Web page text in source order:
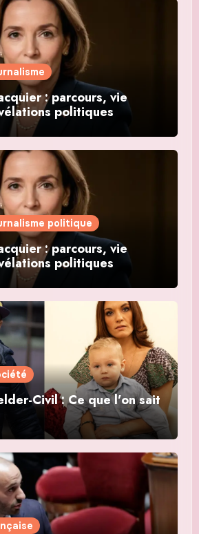
: parcours, vie
politiques
politique
: parcours, vie
politiques
Civil : Ce que l’on sait